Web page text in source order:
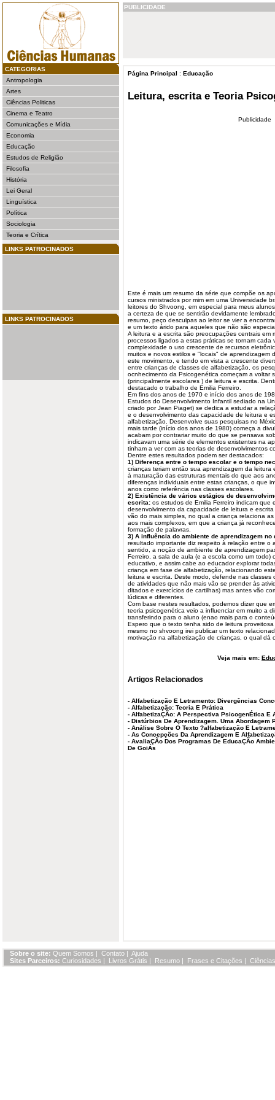
CATEGORIAS
Antropologia
Artes
Ciências Politicas
Cinema e Teatro
Comunicações e Mídia
Economia
Educação
Estudos de Religião
Filosofia
História
Lei Geral
Linguística
Política
Sociologia
Teoria e Crítica
LINKS PATROCINADOS
LINKS PATROCINADOS
PUBLICIDADE
Página Principal : Educação
Leitura, escrita e Teoria
Publicidade
Este é mais um resumo da série que compõe os
cursos ministrados por mim em uma Universidade
leitores do Shvoong, em especial para meus
a certeza de que se sentirão devidamente
resumo, peço desculpas ao leitor se vier a
e um texto árido para aqueles que não são
A leitura e a escrita são preocupações centrais em
processos ligados a estas práticas se tornam cada
complexidade o uso crescente de recursos
muitos e novos estilos e "locais" de aprendizagem
este movimento, e tendo em vista a crescente
entre crianças de classes de alfabetização, os
ocnhecimento da Psicogenética começam a voltar
(principalmente escolares ) de leitura e escrita.
destacado o trabalho de Emilia Ferreiro.
Em fins dos anos de 1970 e início dos anos de
Estudos do Desenvolvimento Infantil sediado na
criado por Jean Piaget) se dedica a estudar a
e o desenvolvimento das capacidade de leitura e
alfabetização. Desenvolve suas pesquisas no
mais tarde (início dos anos de 1980) começa a
acabam por contrariar muito do que se pensava
indicavam uma série de elementos existentes na
tinham a ver com as teorias de desenvolvimentos
Dentre estes resultados podem ser destacados:
1) Diferença entre o tempo escolar e o tempo
crianças teriam então sua aprendizagem da leitura
à maturação das estruturas mentais do que aos
diferenças individuais entre estas crianças, o que
anos como referência nas classes escolares.
2) Existência de vários estágios de
escrita: os estudos de Emilia Ferreiro indicam que
desenvolvimento da capacidade de leitura e
vão do mais simples, no qual a criança relaciona
aos mais complexos, em que a criança já
formação de palavras.
3) A influência do ambiente de aprendizagem
resultado importante diz respeito à relação entre o
sentido, a noção de ambiente de aprendizagem
Ferreiro, a sala de aula (e a escola como um todo)
educativo, e assim cabe ao educador explorar
criança em fase de alfabetização, relacionando
leitura e escrita. Deste modo, defende nas
de atividades que não mais vão se prender às
ditados e exercícios de cartilhas) mas antes vão
lúdicas e diferentes.
Com base nestes resultados, podemos dizer que
teoria psicogenética veio a influenciar em muito a
transferindo para o aluno (enao mais para o
Espero que o texto tenha sido de leitura
mesmo no shvoong irei publicar um texto
motivação na alfabetização de crianças, o qual dá
Veja mais em:
Artigos Relacionados
- Alfabetização E Letramento: Divergências
- Alfabetização: Teoria E Prática
- AlfabetizaÇÃo: A Perspectiva PsicogenÉtica E
- Distúrbios De Aprendizagem. Uma Abordagem
- Análise Sobre O Texto ?alfabetização E
- As Concepções Da Aprendizagem E
- AvaliaÇÃo Dos Programas De EducaÇÃo
De GoiÁs
Sobre o site: Quem Somos | Contato | Ajuda
Sites Parceiros: Curiosidades | Livros Grátis | Resumo | Frases e Citações |